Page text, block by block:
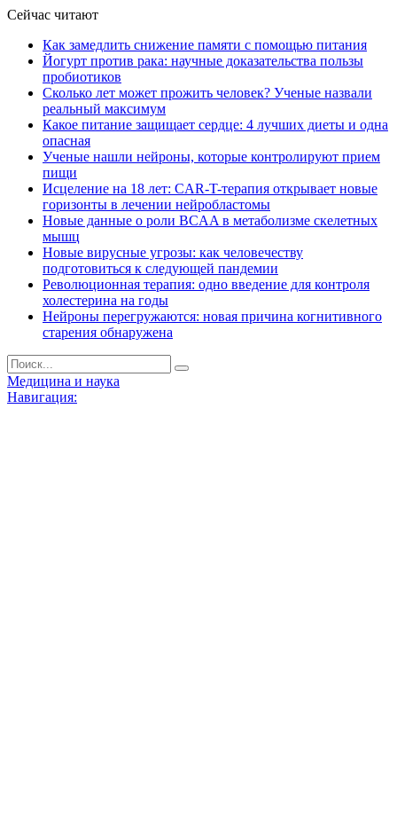
Сейчас читают
Как замедлить снижение памяти с помощью питания
Йогурт против рака: научные доказательства пользы
пробиотиков
Сколько лет может прожить человек? Ученые назвали
реальный максимум
Какое питание защищает сердце: 4 лучших диеты и одна
опасная
Ученые нашли нейроны, которые контролируют прием
пищи
Исцеление на 18 лет: CAR-T-терапия открывает новые
горизонты в лечении нейробластомы
Новые данные о роли BCAA в метаболизме скелетных
мышц
Новые вирусные угрозы: как человечеству
подготовиться к следующей пандемии
Революционная терапия: одно введение для контроля
холестерина на годы
Нейроны перегружаются: новая причина когнитивного
старения обнаружена
Медицина и наука
Навигация: